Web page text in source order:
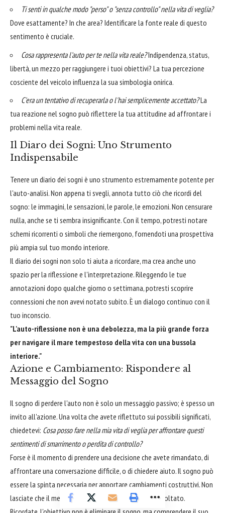
Ti senti in qualche modo "perso" o "senza controllo" nella vita di veglia?
Dove esattamente? In che area? Identificare la fonte reale di questo
sentimento è cruciale.
Cosa rappresenta l'auto per te nella vita reale?Indipendenza, status,
libertà, un mezzo per raggiungere i tuoi obiettivi? La tua percezione
cosciente del veicolo influenza la sua simbologia onirica.
C'era un tentativo di recuperarla o l'hai semplicemente accettato?La
tua reazione nel sogno può riflettere la tua attitudine ad affrontare i
problemi nella vita reale.
Il Diaro dei Sogni: Uno Strumento
Indispensabile
Tenere un diario dei sogni è uno strumento estremamente potente per
l'auto-analisi. Non appena ti svegli, annota tutto ciò che ricordi del
sogno: le immagini, le sensazioni, le parole, le emozioni. Non censurare
nulla, anche se ti sembra insignificante. Con il tempo, potresti notare
schemi ricorrenti o simboli che riemergono, fornendoti una prospettiva
più ampia sul tuo mondo interiore.
Il diario dei sogni non solo ti aiuta a ricordare, ma crea anche uno
spazio per la riflessione e l'interpretazione. Rileggendo le tue
annotazioni dopo qualche giorno o settimana, potresti scoprire
connessioni che non avevi notato subito. È un dialogo continuo con il
tuo inconscio.
"L'auto-riflessione non è una debolezza, ma la più grande forza
per navigare il mare tempestoso della vita con una bussola
interiore."
Azione e Cambiamento: Rispondere al
Messaggio del Sogno
Il sogno di perdere l'auto non è solo un messaggio passivo; è spesso un
invito all'azione. Una volta che avete riflettuto sui possibili significati,
chiedetevi: Cosa posso fare nella mia vita di veglia per affrontare questi
sentimenti di smarrimento o perdita di controllo?
Forse è il momento di prendere una decisione che avete rimandato, di
affrontare una conversazione difficile, o di chiedere aiuto. Il sogno può
essere la spinta necessaria per apportare cambiamenti costruttivi. Non
lasciate che il messaggio dell'inconscio rimanga inascoltato.